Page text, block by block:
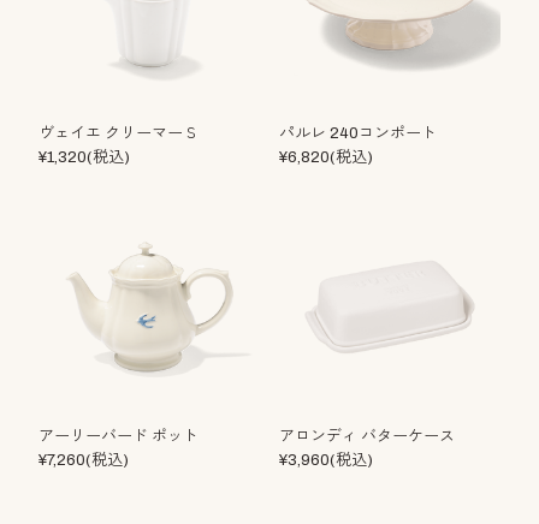
ヴェイエ クリーマーＳ
¥1,320(税込)
パルレ 240コンポート
¥6,820(税込)
アーリーバード ポット
¥7,260(税込)
アロンディ バターケース
¥3,960(税込)